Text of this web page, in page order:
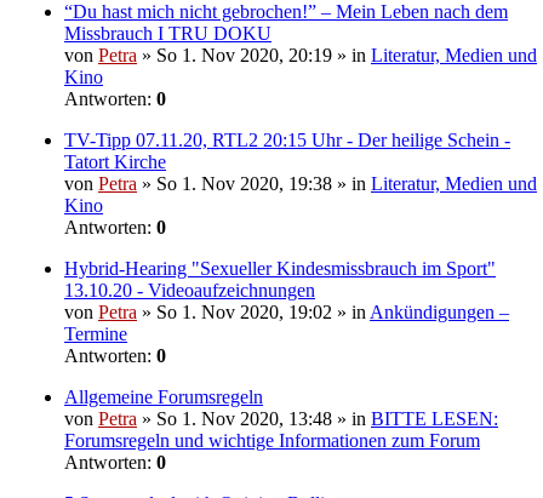
“Du hast mich nicht gebrochen!” – Mein Leben nach dem
Missbrauch I TRU DOKU
von Petra » So 1. Nov 2020, 20:19 » in Literatur, Medien und
Kino
Antworten: 0
TV-Tipp 07.11.20, RTL2 20:15 Uhr - Der heilige Schein -
Tatort Kirche
von Petra » So 1. Nov 2020, 19:38 » in Literatur, Medien und
Kino
Antworten: 0
Hybrid-Hearing "Sexueller Kindesmissbrauch im Sport"
13.10.20 - Videoaufzeichnungen
von Petra » So 1. Nov 2020, 19:02 » in Ankündigungen –
Termine
Antworten: 0
Allgemeine Forumsregeln
von Petra » So 1. Nov 2020, 13:48 » in BITTE LESEN:
Forumsregeln und wichtige Informationen zum Forum
Antworten: 0